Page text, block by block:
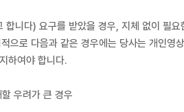
니다) 요구를 받았을 경우, 지체 없이
으로 다음과 같은 경우에는 당사는 개인영
통지하여야 합니다.
침해할 우려가 큰 경우